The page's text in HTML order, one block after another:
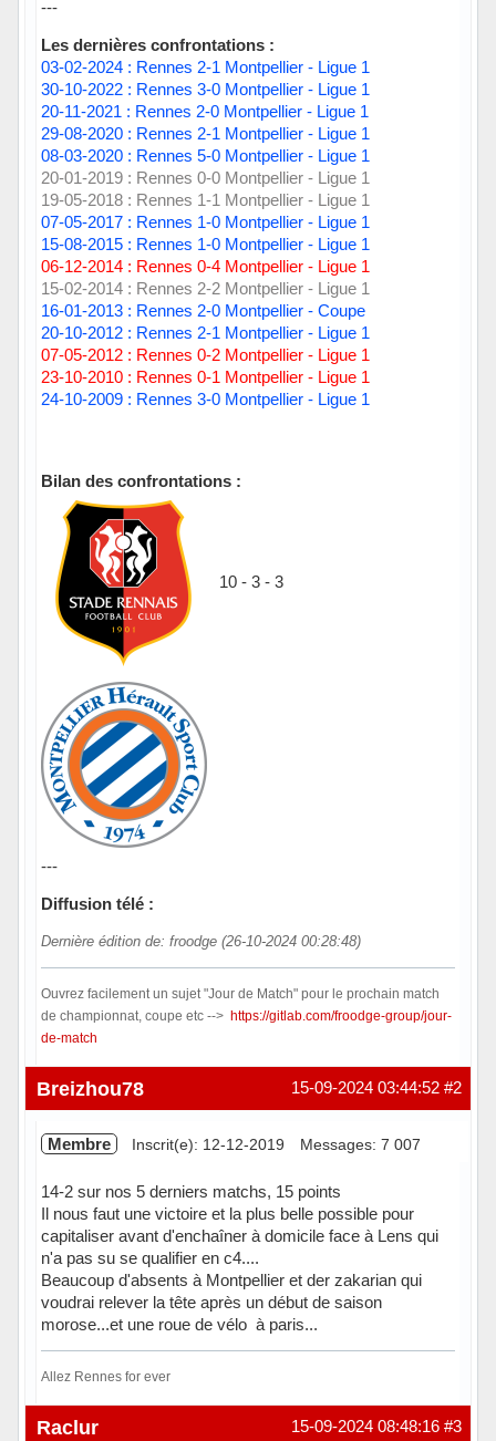
---
Les dernières confrontations :
03-02-2024 : Rennes 2-1 Montpellier - Ligue 1
30-10-2022 : Rennes 3-0 Montpellier - Ligue 1
20-11-2021 : Rennes 2-0 Montpellier - Ligue 1
29-08-2020 : Rennes 2-1 Montpellier - Ligue 1
08-03-2020 : Rennes 5-0 Montpellier - Ligue 1
20-01-2019 : Rennes 0-0 Montpellier - Ligue 1
19-05-2018 : Rennes 1-1 Montpellier - Ligue 1
07-05-2017 : Rennes 1-0 Montpellier - Ligue 1
15-08-2015 : Rennes 1-0 Montpellier - Ligue 1
06-12-2014 : Rennes 0-4 Montpellier - Ligue 1
15-02-2014 : Rennes 2-2 Montpellier - Ligue 1
16-01-2013 : Rennes 2-0 Montpellier - Coupe
20-10-2012 : Rennes 2-1 Montpellier - Ligue 1
07-05-2012 : Rennes 0-2 Montpellier - Ligue 1
23-10-2010 : Rennes 0-1 Montpellier - Ligue 1
24-10-2009 : Rennes 3-0 Montpellier - Ligue 1
Bilan des confrontations :
10 - 3 - 3
---
Diffusion télé :
Dernière édition de: froodge (26-10-2024 00:28:48)
Ouvrez facilement un sujet "Jour de Match" pour le prochain match
de championnat, coupe etc --> https://gitlab.com/froodge-group/jour-
de-match
Hors ligne #2
15-09-2024 03:44:52
Breizhou78
Membre Inscrit(e): 12-12-2019 Messages: 7 007
14-2 sur nos 5 derniers matchs, 15 points
Il nous faut une victoire et la plus belle possible pour
capitaliser avant d'enchaîner à domicile face à Lens qui
n'a pas su se qualifier en c4....
Beaucoup d'absents à Montpellier et der zakarian qui
voudrai relever la tête après un début de saison
morose...et une roue de vélo à paris...
Allez Rennes for ever
Hors ligne #3
15-09-2024 08:48:16
Raclur